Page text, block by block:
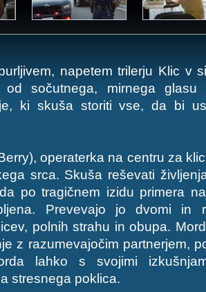
napetem trilerju Klic v
od sočutnega, mirnega
ki skuša storiti vse, da bi
operaterka na centru za
srca. Skuša reševati
po tragičnem izidu primera
Prevevajo jo dvomi in
polnih strahu in obupa.
z razumevajočim partnerjem,
lahko s svojimi
stresnega poklica.